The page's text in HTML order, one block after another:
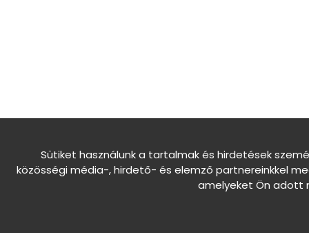
Sütiket használunk a tartalmak és hirdetések
közösségi média-, hirdető- és elemző partnereinkkel
amelyeket Ön adott